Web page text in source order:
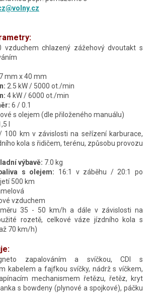
vzduchem chlazený zážehový dvoutakts
mm x 40 mm
2.5 kW / 5000 ot./min
4 kW / 6000 ot./min
6 / 0.1
s olejem (dle přiloženého manuálu)
l
100 km v závislosti na seřízení karburace,
kola s řidičem, terénu, způsobu provozu
výbavě: 7.0 kg
s olejem: 16:1 v záběhu / 20:1 po
500 km
vzduchem
35 - 50 km/h a dále v závislosti na
rozetě, celkové váze jízdního kola s
70 km/h)
zapalováním a svíčkou, CDI s
kabelem a fajfkou svíčky, nádrž s víčkem,
mechanismem řetězu, řetěz, kryt
s bowdeny (plynové a spojkové), páčku